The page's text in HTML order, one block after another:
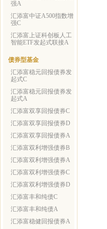
强A
汇添富中证A500指数增
强C
汇添富上证科创板人工
智能ETF发起式联接A
债券型基金
汇添富稳元回报债券发
起式C
汇添富稳元回报债券发
起式A
汇添富双享回报债券C
汇添富双享回报债券D
汇添富双享回报债券A
汇添富双利增强债券B
汇添富双利增强债券A
汇添富双利增强债券C
汇添富双利增强债券D
汇添富丰和纯债C
汇添富丰和纯债A
汇添富稳健回报债券A